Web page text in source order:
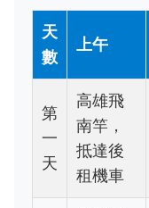
天
數
上午
第
一
天
高雄飛
南竿，
抵達後
租機車